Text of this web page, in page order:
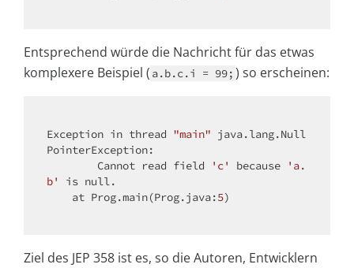
Entsprechend würde die Nachricht für das etwas
komplexere Beispiel ( a.b.c.i = 99; ) so erscheinen:
Exception in thread "main" java.lang.Null
PointerException:
        Cannot read field
'c' because
'a.
b'
is null.
    at Prog.main(Prog.java:
5)
Ziel des JEP 358 ist es, so die Autoren, Entwicklern